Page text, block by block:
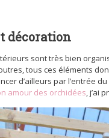
décoration
sont très bien
tous ces éléments
d’ailleurs par l’entrée
amour des orchidées, j’ai